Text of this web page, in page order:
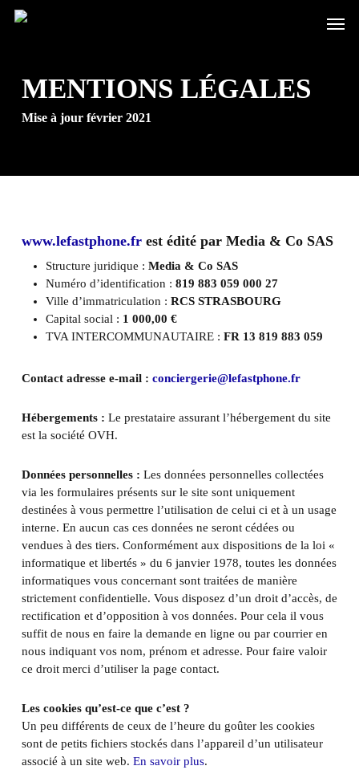
Skip
Menu
MENTIONS LÉGALES
Mise à jour février 2021
www.lefastphone.frest édité par Media & Co SAS
Structure juridique : Media & Co SAS
Numéro d’identification : 819 883 059 000 27
Ville d’immatriculation : RCS STRASBOURG
Capital social : 1 000,00 €
TVA INTERCOMMUNAUTAIRE : FR 13 819 883 059
Contact adresse e-mail : conciergerie@lefastphone.fr
Hébergements : Le prestataire assurant l’hébergement du site
est la société OVH.
Données personnelles : Les données personnelles collectées
via les formulaires présents sur le site sont uniquement
destinées à vous permettre l’utilisation de celui ci et à un usage
interne. En aucun cas ces données ne seront cédées ou
vendues à des tiers. Conformément aux dispositions de la loi «
informatique et libertés » du 6 janvier 1978, toutes les données
informatiques vous concernant sont traitées de manière
strictement confidentielle. Vous disposez d’un droit d’accès, de
rectification et d’opposition à vos données. Pour cela il vous
suffit de nous en faire la demande en ligne ou par courrier en
nous indiquant vos nom, prénom et adresse. Pour faire valoir
ce droit merci d’utiliser la page contact.
Les cookies qu’est-ce que c’est ?
Un peu différents de ceux de l’heure du goûter les cookies
sont de petits fichiers stockés dans l’appareil d’un utilisateur
associé à un site web. En savoir plus.